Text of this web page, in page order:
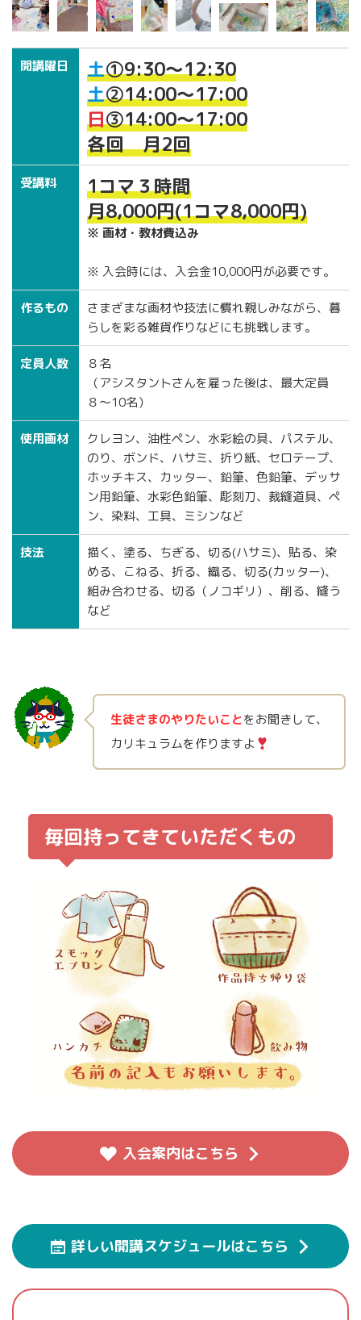
開講曜日 土①9:30〜12:30
土②14:00〜17:00
日③14:00〜17:00
各回 月2回
受講料
1コマ３時間
月8,000円(1コマ8,000円)
※ 画材・教材費込み
※ 入会時には、入会金10,000円が必要です。
作るもの
さまざまな画材や技法に慣れ親しみながら、暮
らしを彩る雑貨作りなどにも挑戦します。
定員人数
８名
（アシスタントさんを雇った後は、最大定員
８〜10名）
使用画材
クレヨン、油性ペン、水彩絵の具、パステル、
のり、ボンド、ハサミ、折り紙、セロテープ、
ホッチキス、カッター、鉛筆、色鉛筆、デッサ
ン用鉛筆、水彩色鉛筆、彫刻刀、裁縫道具、ペ
ン、染料、工具、ミシンなど
技法
描く、塗る、ちぎる、切る(ハサミ)、貼る、染
める、こねる、折る、織る、切る(カッター)、
組み合わせる、切る（ノコギリ）、削る、縫う
など
生徒さまのやりたいことをお聞きして、
カリキュラムを作りますよ
毎回持ってきていただくもの
入会案内はこちら
詳しい開講スケジュールはこちら